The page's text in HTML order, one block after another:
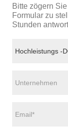
Bitte zögern
Formular zu
Stunden